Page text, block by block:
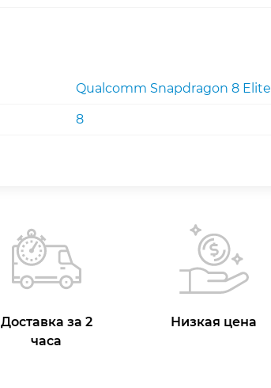
Qualcomm Snapdragon 8 Elite
8
Доставка за 2
часа
Низкая цена